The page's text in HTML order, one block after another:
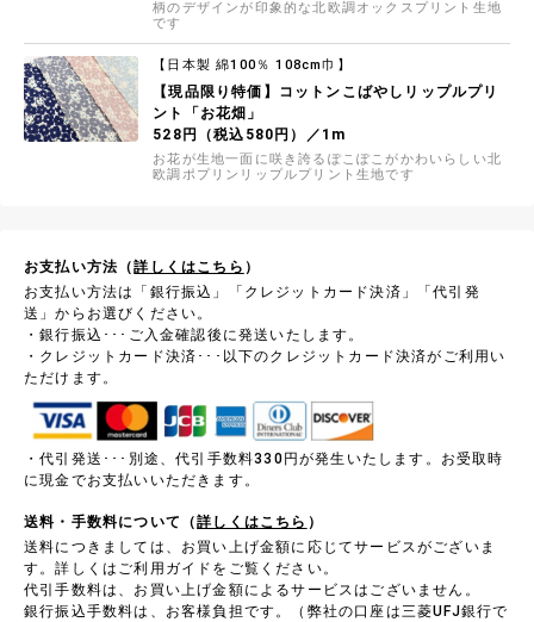
柄のデザインが印象的な北欧調オックスプリント生地
です
【日本製 綿100％ 108cm巾】
【現品限り特価】コットンこばやしリップルプリ
ント「お花畑」
528円（税込580円）／1m
お花が生地一面に咲き誇るぽこぽこがかわいらしい北
欧調ポプリンリップルプリント生地です
お支払い方法（詳しくはこちら ）
お支払い方法は「銀行振込」「クレジットカード決済」「代引発
送」からお選びください。
・銀行振込･･･ご入金確認後に発送いたします。
・クレジットカード決済･･･以下のクレジットカード決済がご利用い
ただけます。
・代引発送･･･別途、代引手数料330円が発生いたします。お受取時
に現金でお支払いいただきます。
送料・手数料について（詳しくはこちら ）
送料につきましては、お買い上げ金額に応じてサービスがございま
す。詳しくはご利用ガイドをご覧ください。
代引手数料は、お買い上げ金額によるサービスはございません。
銀行振込手数料は、お客様負担です。（弊社の口座は三菱UFJ銀行で